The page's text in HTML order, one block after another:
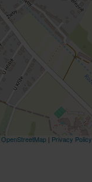
OpenStreetMap| Privacy Policy